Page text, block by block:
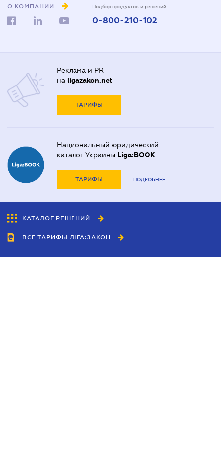
О КОМПАНИИ Подбор продуктов и решений
0-800-210-102
Реклама и PR
на ligazakon.net
ТАРИФЫ
Национальный юридический
каталог Украины Liga:BOOK
ТАРИФЫ ПОДРОБНЕЕ
КАТАЛОГ РЕШЕНИЙ
ВСЕ ТАРИФЫ ЛІГА:ЗАКОН